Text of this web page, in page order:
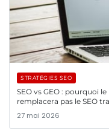
STRATÉGIES SEO
SEO vs GEO : pourquoi
remplacera pas le SEO
27 mai 2026